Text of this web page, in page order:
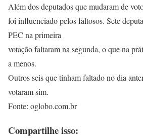
Além dos deputados que mudaram de
foi influenciado pelos faltosos. Sete
PEC na primeira
votação faltaram na segunda, o que na
a menos.
Outros seis que tinham faltado no dia
votaram sim.
Fonte: oglobo.com.br
Compartilhe isso: